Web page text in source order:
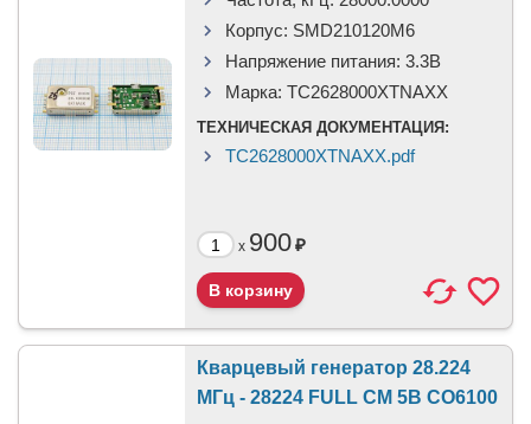
Корпус: SMD210120M6
Напряжение питания: 3.3В
Марка: TC2628000XTNAXX
ТЕХНИЧЕСКАЯ ДОКУМЕНТАЦИЯ:
TC2628000XTNAXX.pdf
x 900₽
Кварцевый генератор 28.224
МГц - 28224 FULL CM 5В CO6100